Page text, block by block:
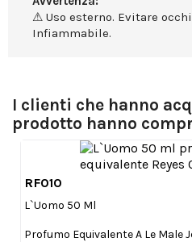
⚠ Uso esterno. Evitare
Infiammabile.
I clienti che hanno
prodotto hanno
RF010
L`Uomo 50 Ml
Profumo Equivalente A Le Male